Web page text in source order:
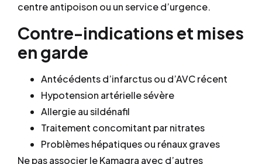
centre antipoison ou un service d’urgence.
Contre-indications et mises
en garde
Antécédents d’infarctus ou d’AVC récent
Hypotension artérielle sévère
Allergie au sildénafil
Traitement concomitant par nitrates
Problèmes hépatiques ou rénaux graves
Ne pas associer le Kamagra avec d’autres